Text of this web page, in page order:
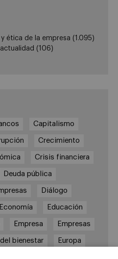
ética de la empresa (1.095)
(106)
Capitalismo
Crecimiento
Crisis financiera
Deuda pública
Diálogo
Economía Educación
Empresa Empresas
bienestar Europa